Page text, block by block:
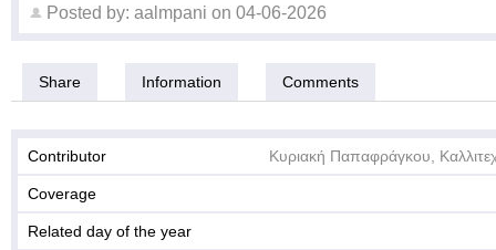
Posted by: aalmpani on 04-06-2026
Share Information Comments
Contributor Κυριακή Παπαφράγκου,
Coverage
Related day of the year